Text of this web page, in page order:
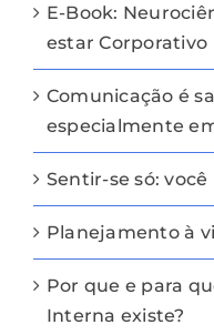
E-Book:
estar Corporativo
Comunicação é
especialmente
Sentir-se só:
Planejamento à
Por que e para
Interna existe?